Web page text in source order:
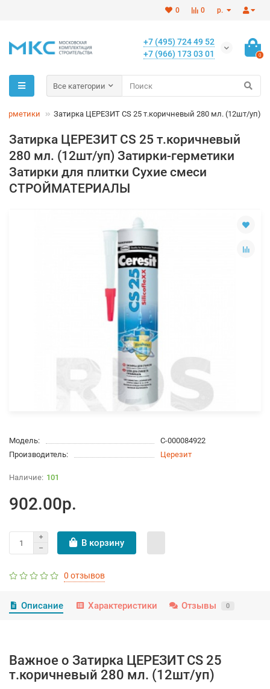
р.
0
0
+7 (495) 724 49 52
+7 (966) 173 03 01
0
Все категории
Затирка ЦЕРЕЗИТ CS 25 т.коричневый 280 мл. (12шт/уп)
Затирка ЦЕРЕЗИТ CS 25 т.коричневый
280 мл. (12шт/уп) Затирки-герметики
Затирки для плитки Сухие смеси
СТРОЙМАТЕРИАЛЫ
Модель:
С-000084922
Производитель:
Церезит
101
902.00р.
В корзину
0 отзывов
Описание Характеристики Отзывы 0
Важное о Затирка ЦЕРЕЗИТ CS 25
т.коричневый 280 мл. (12шт/уп)